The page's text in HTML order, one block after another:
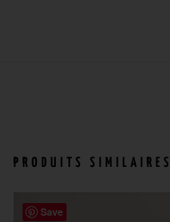
PRODUITS SIMILAIRES
Save